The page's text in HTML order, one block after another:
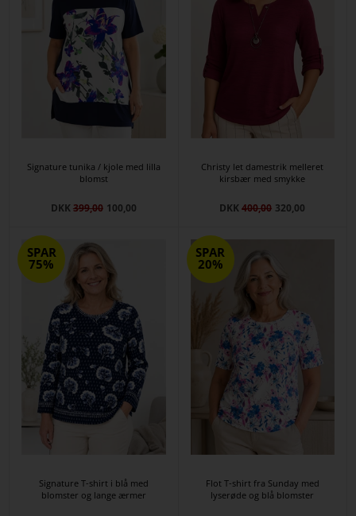
Signature tunika / kjole med lilla
blomst
DKK399,00 100,00
Christy let damestrik melleret
kirsbær med smykke
DKK400,00 320,00
SPAR
75%
Signature T-shirt i blå med
blomster og lange ærmer
SPAR
20%
Flot T-shirt fra Sunday med
lyserøde og blå blomster